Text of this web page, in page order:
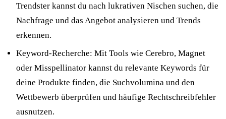
Trendster kannst du nach lukrativen Nischen suchen, die
Nachfrage und das Angebot analysieren und Trends
erkennen.
Keyword-Recherche: Mit Tools wie Cerebro, Magnet
oder Misspellinator kannst du relevante Keywords für
deine Produkte finden, die Suchvolumina und den
Wettbewerb überprüfen und häufige Rechtschreibfehler
ausnutzen.